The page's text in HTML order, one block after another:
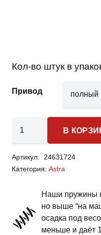
Кол-во штук в
Привод
товара
Astra
-
подвески
-
В
Артикул:
24631724
Категория: Astra
Наши пружины
но выше “на
осадка под
меньше и даёт